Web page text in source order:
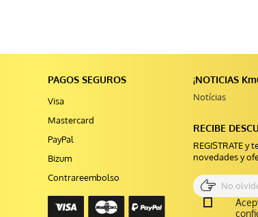
PAGOS SEGUROS
Visa
Mastercard
PayPal
Bizum
Contrareembolso
¡NOTICIAS
Notícias
RECIBE
REGISTRATE
novedades y